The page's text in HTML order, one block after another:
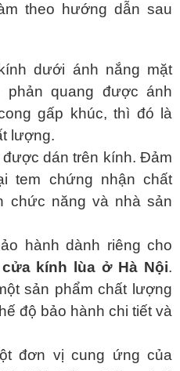
theo hướng dẫn sau
dưới ánh nắng mặt
phản quang được ánh
gấp khúc, thì đó là
lượng.
dán trên kính. Đảm
tem chứng nhận chất
chức năng và nhà sản
hành dành riêng cho
cửa kính lùa ở Hà Nội.
sản phẩm chất lượng
độ bảo hành chi tiết và
đơn vị cung ứng của